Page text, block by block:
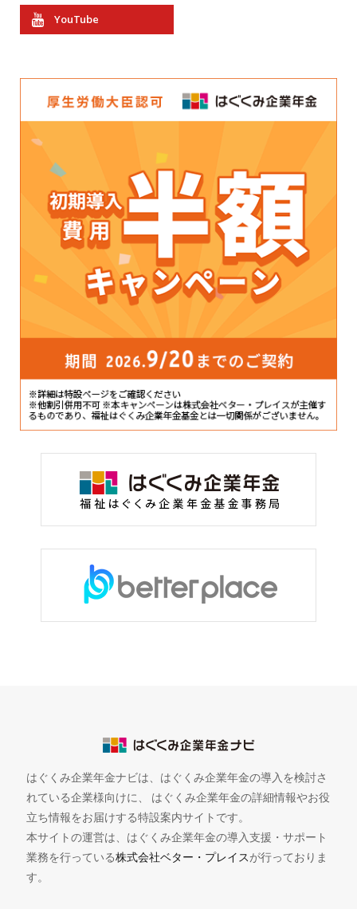
YouTube
はぐくみ企業年金ナビは、はぐくみ企業年金の導入を検討さ
れている企業様向けに、 はぐくみ企業年金の詳細情報やお役
立ち情報をお届けする特設案内サイトです。
本サイトの運営は、はぐくみ企業年金の導入支援・サポート
業務を行っている株式会社ベター・プレイスが行っておりま
す。